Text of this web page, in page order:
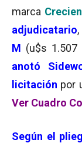
marca
adjudicatario
M (u$s 1.507
anotó
licitación por
Ver Cuadro
Según el